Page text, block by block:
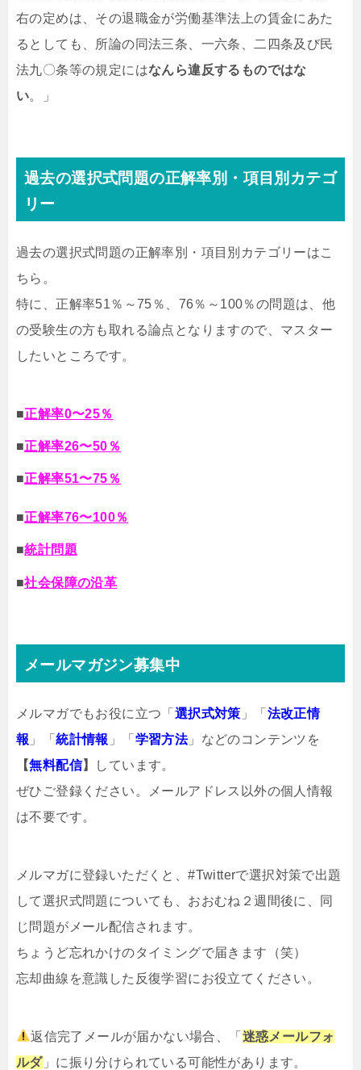
右の定めは、その退職金が労働基準法上の賃金にあた
るとしても、所論の同法三条、一六条、二四条及び民
法九〇条等の規定にはなんら違反するものではな
い。 」
過去の選択式問題の正解率別・項目別カテゴ
リー
過去の選択式問題の正解率別・項目別カテゴリーはこ
ちら。
特に、正解率51％～75％、76％～100％の問題は、他
の受験生の方も取れる論点となりますので、マスター
したいところです。
■正解率0〜25％
■正解率26〜50％
■正解率51〜75％
■正解率76〜100％
■統計問題
■社会保障の沿革
メールマガジン募集中
メルマガでもお役に立つ「 選択式対策 」「 法改正情
報 」「統計情報 」「 学習方法」などのコンテンツを
【無料配信】
しています。
ぜひご登録ください。メールアドレス以外の個人情報
は不要です。
メルマガに登録いただくと、#Twitterで選択対策で出題
して選択式問題についても、おおむね２週間後に、同
じ問題がメール配信されます。
ちょうど忘れかけのタイミングで届きます（笑）
忘却曲線を意識した反復学習にお役立てください。
返信完了メールが届かない場合、「 迷惑メールフォ
ルダ」に振り分けられている可能性があります。